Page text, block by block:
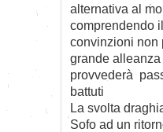
alternativa al
comprendendo
convinzioni non
grande
provvederà
battuti
La svolta
Sofo ad un